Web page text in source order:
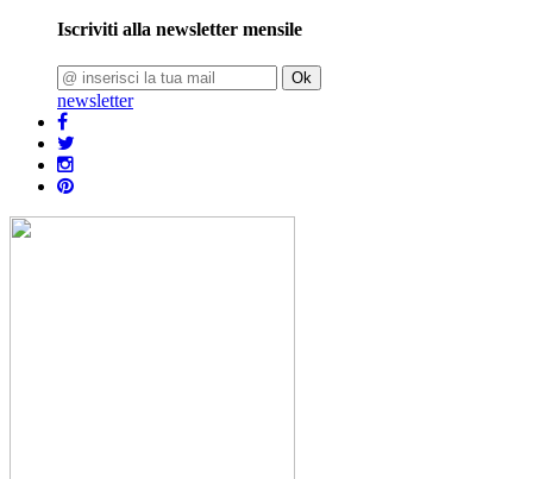
Iscriviti alla newsletter mensile
Ok
newsletter